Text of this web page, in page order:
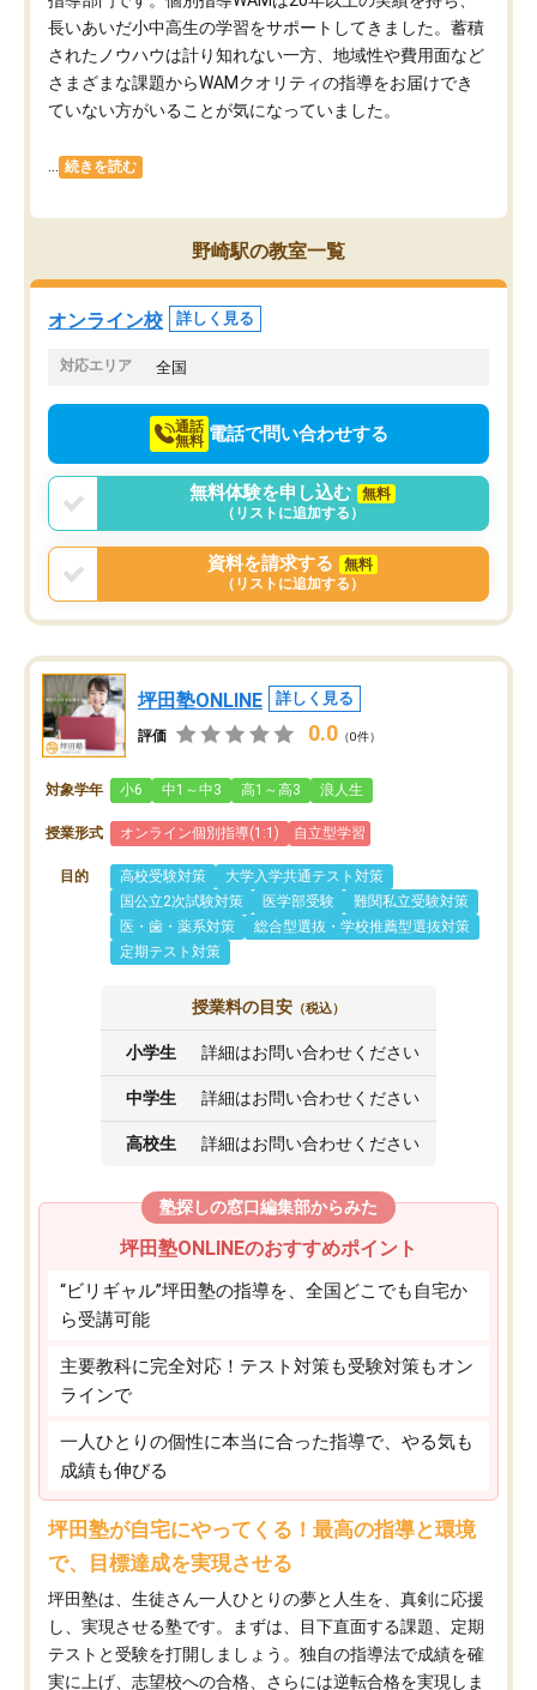
長いあいだ小中高生の学習をサポートしてきました。蓄積
されたノウハウは計り知れない一方、地域性や費用面など
さまざまな課題からWAMクオリティの指導をお届けでき
ていない方がいることが気になっていました。
続きを読む
野崎駅の教室一覧
オンライン校 詳しく見る
対応エリア 全国
通話
無料 電話で問い合わせする
無料体験を申し込む
無料
（リストに追加する）
資料を請求する
無料
（リストに追加する）
坪田塾ONLINE 詳しく見る
評価 0.0 （0件）
対象学年 小6 中1～中3 高1～高3 浪人生
授業形式 オンライン個別指導(1:1) 自立型学習
目的 高校受験対策
大学入学共通テスト対策
国公立2次試験対策
医学部受験
難関私立受験対策
医・歯・薬系対策
総合型選抜・学校推薦型選抜対策
定期テスト対策
授業料の目安 （税込）
小学生 詳細はお問い合わせください
中学生 詳細はお問い合わせください
高校生 詳細はお問い合わせください
塾探しの窓口編集部からみた
坪田塾ONLINEのおすすめポイント
“ビリギャル”坪田塾の指導を、全国どこでも自宅か
ら受講可能
主要教科に完全対応！テスト対策も受験対策もオン
ラインで
一人ひとりの個性に本当に合った指導で、やる気も
成績も伸びる
坪田塾が自宅にやってくる！最高の指導と環境
で、目標達成を実現させる
坪田塾は、生徒さん一人ひとりの夢と人生を、真剣に応援
し、実現させる塾です。まずは、目下直面する課題、定期
テストと受験を打開しましょう。独自の指導法で成績を確
実に上げ、志望校への合格、さらには逆転合格を実現しま